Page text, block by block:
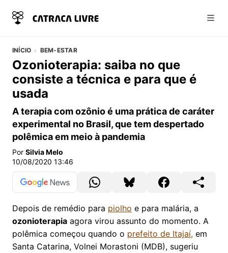
INÍCIO BEM-ESTAR
Ozonioterapia: saiba no que
consiste a técnica e para que é
usada
A terapia com ozônio é uma prática de caráter
experimental no Brasil, que tem despertado
polêmica em meio à pandemia
Por Silvia Melo
10/08/2020 13:46
Depois de remédio para piolho e para malária, a
ozonioterapia agora virou assunto do momento. A
polêmica começou quando o prefeito de Itajaí, em
Santa Catarina, Volnei Morastoni (MDB), sugeriu